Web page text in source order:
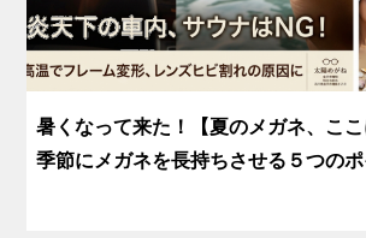
暑くなって来た！【夏のメガネ、こ
季節にメガネを長持ちさせる５つのポ